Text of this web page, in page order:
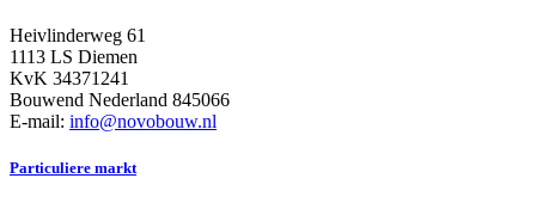
Heivlinderweg 61
1113 LS Diemen
KvK 34371241
Bouwend Nederland 845066
E-mail: info@novobouw.nl
Particuliere markt